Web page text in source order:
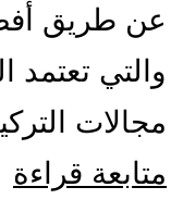
عن طريق
والتي
مجالات
متابعة قراءة